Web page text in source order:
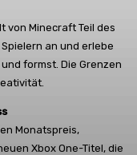
von Minecraft Teil des
an und erlebe
formst. Die Grenzen
Monatspreis,
Xbox One-Titel, die